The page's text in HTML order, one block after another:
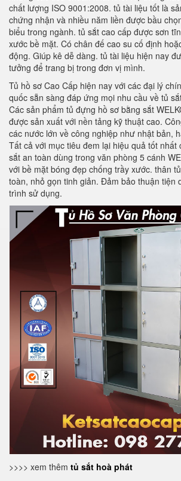
chất lượng ISO 9001:2008. tủ tài liệu tốt là
chứng nhận và nhiều năm liền được bầu
biểu trong ngành. tủ sắt cao cấp được sơn
xước bề mặt. Có chân đế cao su cố định
động. Giúp kê dễ dàng. tủ tài liệu hiện nay
tưởng để trang bị trong đơn vị mình.
Tủ hồ sơ Cao Cấp hiện nay với các đại lý
quốc sẵn sàng đáp ứng mọi nhu cầu về tủ
Các sản phẩm tủ đựng hồ sơ bằng sắt
được sản xuất với nền tảng kỹ thuật cao.
các nước lớn về công nghiệp như nhật bản,
Tất cả với mục tiêu đem lại hiệu quả tốt nhất
sắt an toàn dùng trong văn phòng 5 cánh
với bề mặt bóng đẹp chống trầy xước. thân
toàn, nhỏ gọn tinh giản. Đảm bảo thuận tiện
trình sử dụng.
>>>> xem thêm tủ sắt hoà phát